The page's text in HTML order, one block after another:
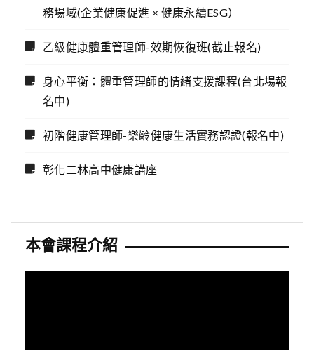
務場域(企業健康促進 × 健康永續ESG）
乙級健康體重管理師-效期恢復班(截止報名)
身心平衡：體重管理師的情緒支援課程(台北場報
名中)
初階健康管理師-樂齡健康生活實務認證(報名中)
彰化二林高中健康講座
本會課程介紹